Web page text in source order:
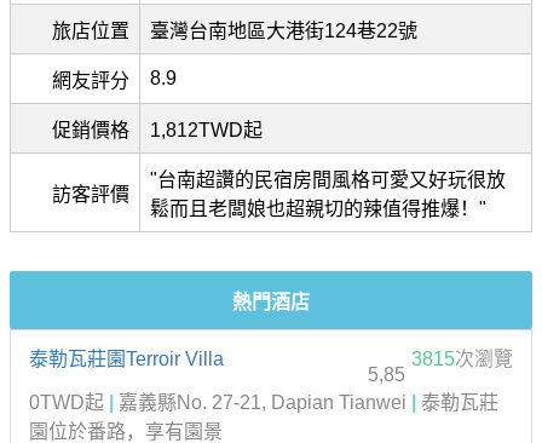
旅店位置 臺灣台南地區大港街124巷22號
網友評分 8.9
促銷價格 1,812TWD起
訪客評價
"台南超讚的民宿房間風格可愛又好玩很放
鬆而且老闆娘也超親切的辣值得推爆！"
熱門酒店
泰勒瓦莊園Terroir Villa 3815次瀏覽
5,85
0TWD起
嘉義縣No. 27-21, Dapian Tianwei
泰勒瓦莊
園位於番路，享有園景